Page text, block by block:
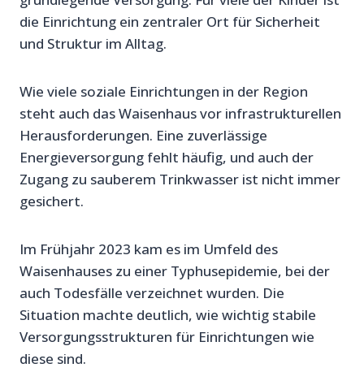
die Einrichtung ein zentraler Ort für Sicherheit
und Struktur im Alltag.
Wie viele soziale Einrichtungen in der Region
steht auch das Waisenhaus vor infrastrukturellen
Herausforderungen. Eine zuverlässige
Energieversorgung fehlt häufig, und auch der
Zugang zu sauberem Trinkwasser ist nicht immer
gesichert.
Im Frühjahr 2023 kam es im Umfeld des
Waisenhauses zu einer Typhusepidemie, bei der
auch Todesfälle verzeichnet wurden. Die
Situation machte deutlich, wie wichtig stabile
Versorgungsstrukturen für Einrichtungen wie
diese sind.